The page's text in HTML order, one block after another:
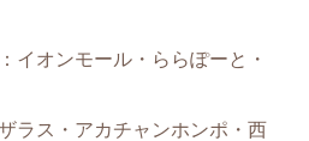
イオンモール・ららぽーと・
ラス・アカチャンホンポ・西